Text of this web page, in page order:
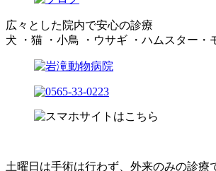
広々とした院内で安心の診療
犬 ・猫 ・小鳥 ・ウサギ ・ハムスター・
土曜日は手術は行わず、外来のみの診療